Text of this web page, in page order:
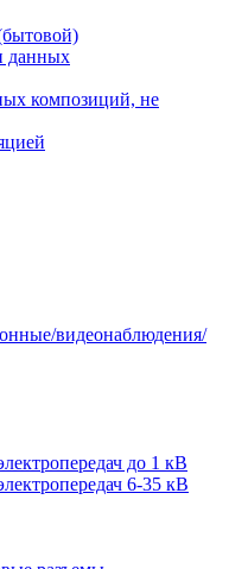
данных
композиций, не
видеонаблюдения/
до 1 кВ
6-35 кВ